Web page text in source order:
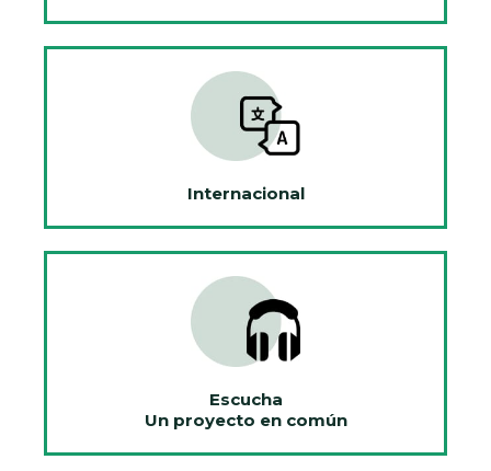
Internacional
Escucha
Un proyecto en común